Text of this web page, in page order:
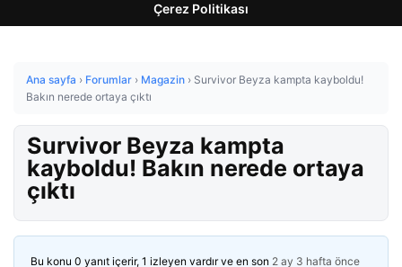
Çerez Politikası
Ana sayfa › Forumlar › Magazin › Survivor Beyza kampta kayboldu!
Bakın nerede ortaya çıktı
Survivor Beyza kampta
kayboldu! Bakın nerede ortaya
çıktı
Bu konu 0 yanıt içerir, 1 izleyen vardır ve en son 2 ay 3 hafta önce